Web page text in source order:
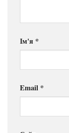
Ім'я *
Email *